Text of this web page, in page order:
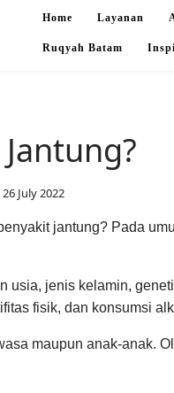
Home Layanan
Ruqyah Batam
26 July 2022
jantung? Pada
usia, jenis kelamin,
fisik, dan konsumsi
maupun anak-anak.